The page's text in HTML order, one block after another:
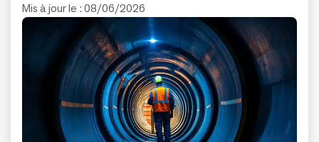
Mis à jour le : 08/06/2026